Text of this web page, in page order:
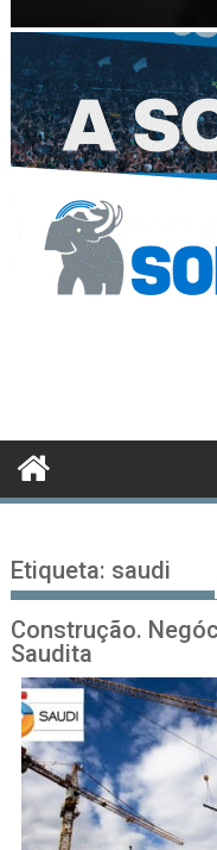
Etiqueta: saudi
Construção.
Saudita